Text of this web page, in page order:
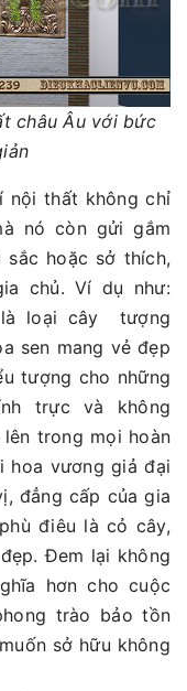
châu Âu với bức
nội thất không chỉ
nó còn gửi gắm
hoặc sở thích,
chủ. Ví dụ như:
là loại cây tượng
sen mang vẻ đẹp
tượng cho những
trực và không
trong mọi hoàn
hoa vương giả đại
đẳng cấp của gia
điêu là cỏ cây,
Đem lại không
hơn cho cuộc
trào bảo tồn
sở hữu không